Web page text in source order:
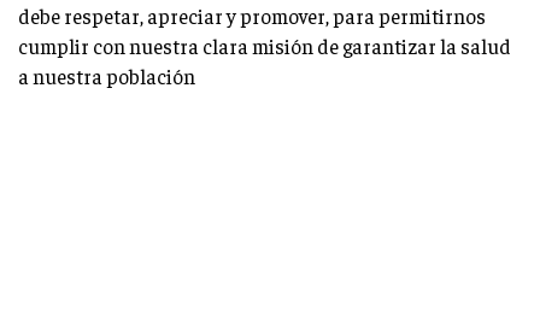
debe respetar, apreciar y promover, para permitirnos
cumplir con nuestra clara misión de garantizar la salud
a nuestra población